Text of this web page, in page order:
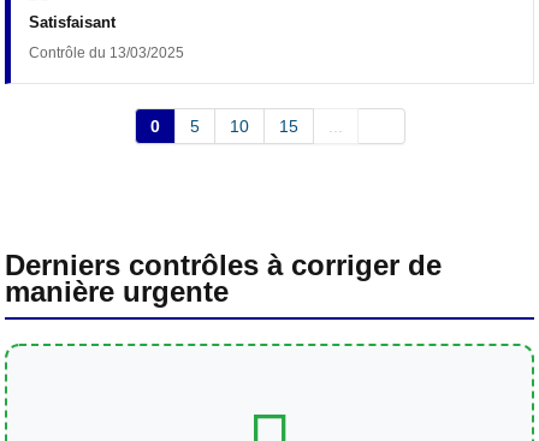
Satisfaisant
Contrôle du 13/03/2025
0 5 10 15 ...
Derniers contrôles à corriger de
manière urgente